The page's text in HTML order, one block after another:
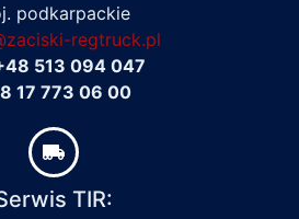
podkarpackie
regtruck.pl
513 094 047
17 773 06 00
TIR: